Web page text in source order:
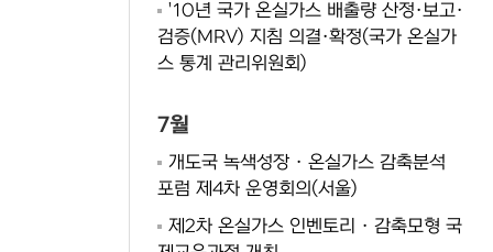
'10년 국가 온실가스 배출량 산정·보고·
검증(MRV) 지침 의결·확정(국가 온실가
스 통계 관리위원회)
7월
개도국 녹색성장 · 온실가스 감축분석
포럼 제4차 운영회의(서울)
제2차 온실가스 인벤토리 · 감축모형 국